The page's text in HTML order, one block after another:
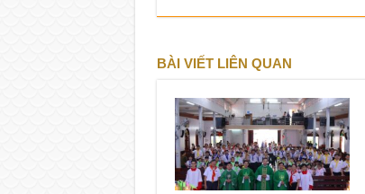
BÀI VIẾT LIÊN QUAN